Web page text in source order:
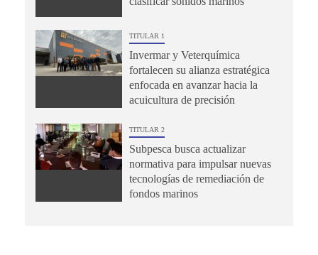
TITULAR 1
Invermar y Veterquímica
fortalecen su alianza estratégica
enfocada en avanzar hacia la
acuicultura de precisión
TITULAR 2
Subpesca busca actualizar
normativa para impulsar nuevas
tecnologías de remediación de
fondos marinos